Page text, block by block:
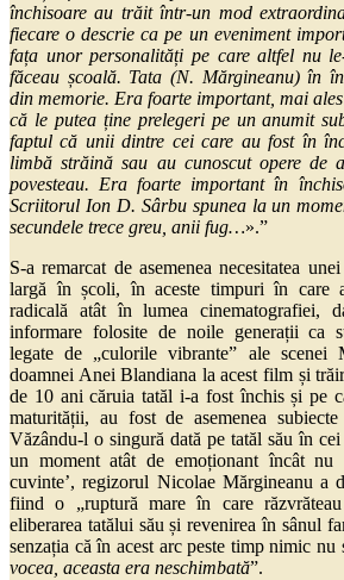
închisoare au trăit într-un mod
fiecare o descrie ca pe un eveniment
fața unor personalități pe care altfel nu
făceau școală. Tata (N. Mărgineanu) în
din memorie. Era foarte important, mai
că le putea ține prelegeri pe un anumit
faptul că unii dintre cei care au fost în
limbă străină sau au cunoscut opere de
povesteau. Era foarte important în
Scriitorul Ion D. Sârbu spunea la un
secundele trece greu, anii fug…».”
S-a remarcat de asemenea necesitatea
largă în școli, în aceste timpuri în care
radicală atât în lumea cinematografiei,
informare folosite de noile generații ca
legate de „culorile vibrante” ale scenei
doamnei Anei Blandiana la acest film și
de 10 ani căruia tatăl i-a fost închis și pe
maturității, au fost de asemenea
Văzându-l o singură dată pe tatăl său în
un moment atât de emoționant încât nu
cuvinte’, regizorul Nicolae Mărgineanu a
fiind o „ruptură mare în care
eliberarea tatălui său și revenirea în sânul
senzația că în acest arc peste timp nimic nu
vocea, aceasta era neschimbată”.